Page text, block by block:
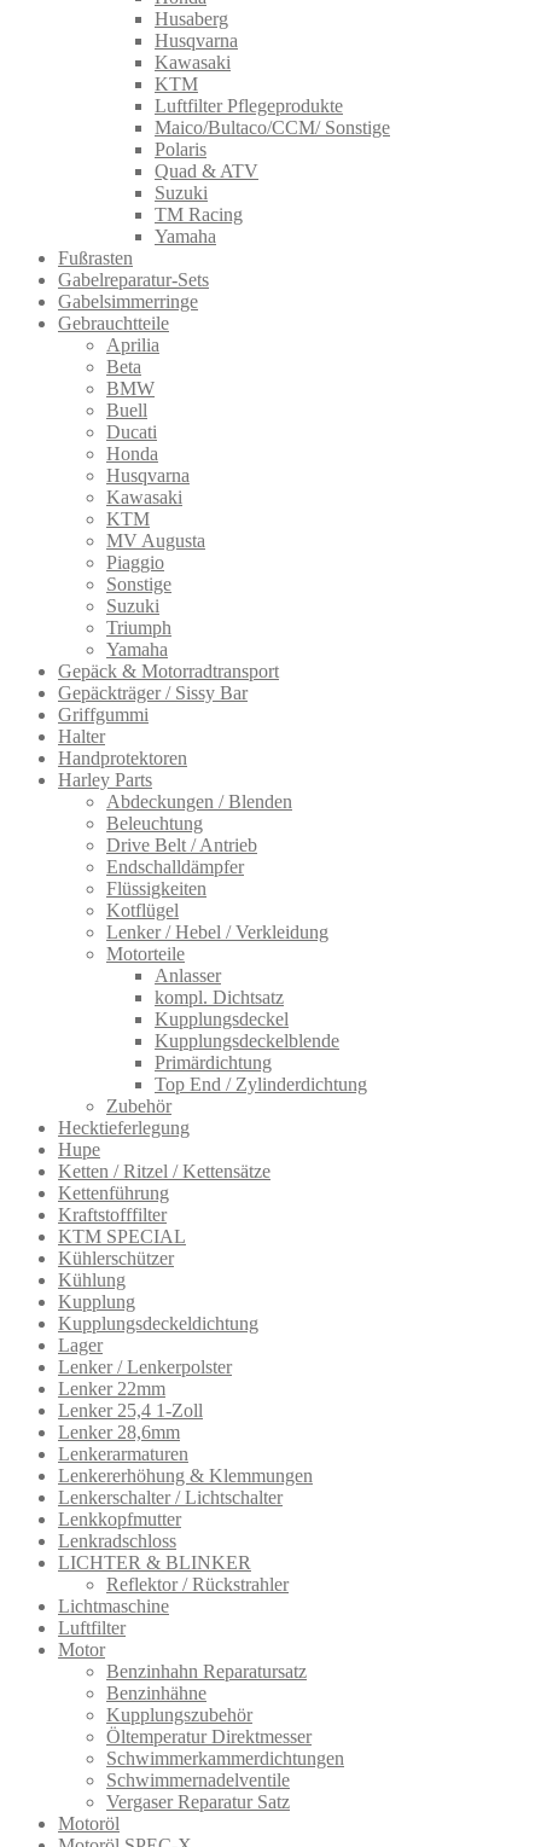
Husaberg
Husqvarna
Kawasaki
KTM
Luftfilter Pflegeprodukte
Maico/Bultaco/CCM/ Sonstige
Polaris
Quad & ATV
Suzuki
TM Racing
Yamaha
Fußrasten
Gabelreparatur-Sets
Gabelsimmerringe
Gebrauchtteile
Aprilia
Beta
BMW
Buell
Ducati
Honda
Husqvarna
Kawasaki
KTM
MV Augusta
Piaggio
Sonstige
Suzuki
Triumph
Yamaha
Gepäck & Motorradtransport
Gepäckträger / Sissy Bar
Griffgummi
Halter
Handprotektoren
Harley Parts
Abdeckungen / Blenden
Beleuchtung
Drive Belt / Antrieb
Endschalldämpfer
Flüssigkeiten
Kotflügel
Lenker / Hebel / Verkleidung
Motorteile
Anlasser
kompl. Dichtsatz
Kupplungsdeckel
Kupplungsdeckelblende
Primärdichtung
Top End / Zylinderdichtung
Zubehör
Hecktieferlegung
Hupe
Ketten / Ritzel / Kettensätze
Kettenführung
Kraftstofffilter
KTM SPECIAL
Kühlerschützer
Kühlung
Kupplung
Kupplungsdeckeldichtung
Lager
Lenker / Lenkerpolster
Lenker 22mm
Lenker 25,4 1-Zoll
Lenker 28,6mm
Lenkerarmatur​en
Lenkererhöhung & Klemmungen
Lenkerschalter / Lichtschalter
Lenkkopfmutter
Lenkradschloss
LICHTER & BLINKER
Reflektor / Rückstrahler
Lichtmaschine
Luftfilter
Motor
Benzinhahn Reparatursatz
Benzinhähne
Kupplungszubehör
Öltemperatur Direktmesser
Schwimmerkammerdichtungen
Schwimmernadelventile
Vergaser Reparatur Satz
Motoröl